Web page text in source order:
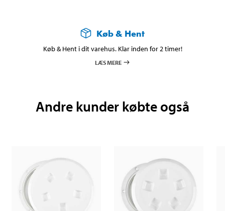
Køb & Hent
Køb & Hent i dit varehus. Klar inden for 2 timer!
LÆS MERE
Andre kunder købte også